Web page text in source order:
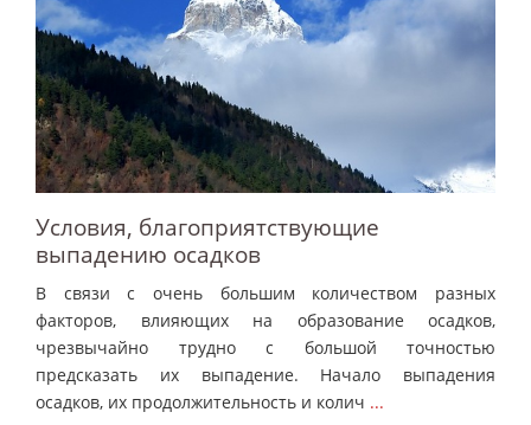
Условия, благоприятствующие
выпадению осадков
В связи с очень большим количеством разных
факторов, влияющих на образование осадков,
чрезвычайно трудно с большой точностью
предсказать их выпадение. Начало выпадения
осадков, их продолжительность и колич ...